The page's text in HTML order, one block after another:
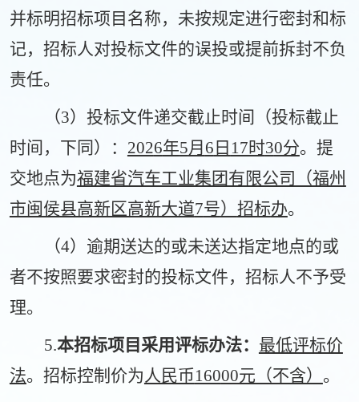
并标明招标项目名称， 未按规定进行密封和标
记，招标人对投标文件的误投或提前拆封不负
责任。
（3）投标文件递交截止时间（投标截止
时间，下同）： 2026年5月 6 日 17时30分。提
交地点为福建省汽车工业集团有限公司（福州
市闽侯县高新区高新大道7号） 招标办。
（4）逾期送达的或未送达指定地点的或
者不按照要求密封的投标文件，招标人不予受
理。
5.本招标项目采用评标办法： 最低评标价
法。招标控制价为 人民币16000元（不含） 。